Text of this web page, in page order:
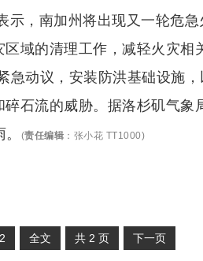
示，南加州将出现又一轮危
域的清理工作，减轻火灾相
急动议，安装防洪基础设施，
石流的威胁。据洛杉矶气象
(责任编辑 ： 张小花 TT1000)
2 全文 共 2 页 下一页